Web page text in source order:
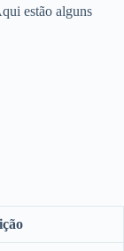
estão alguns